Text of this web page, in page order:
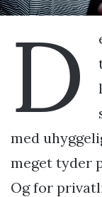
D
med
meget tyder
Og for